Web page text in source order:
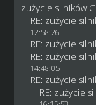
zużycie silników
RE: zużycie
12:58:26
RE: zużycie
RE: zużycie
14:48:05
RE: zużycie
RE: zużycie